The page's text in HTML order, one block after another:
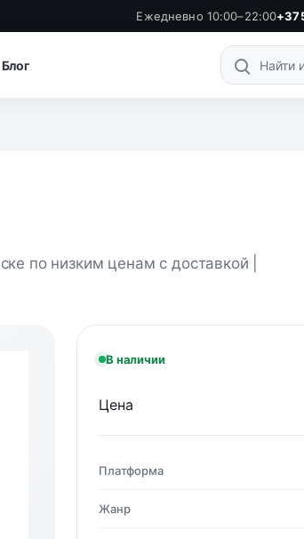
Ежедневно 10:00–22:00
Блог
Поиск по
по низким ценам с доставкой |
В наличии
Цена
Платформа
Жанр